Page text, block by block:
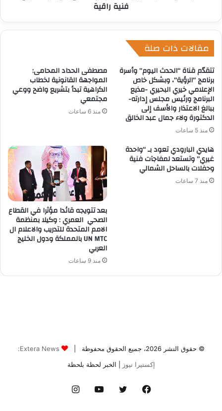
© حقوق النشر 2026، جميع الحقوق محفوظة |
Extera News:
إكستيرا نيوز
| الخبر لحظة بلحظة
فيسبوك تويتر يوتيوب